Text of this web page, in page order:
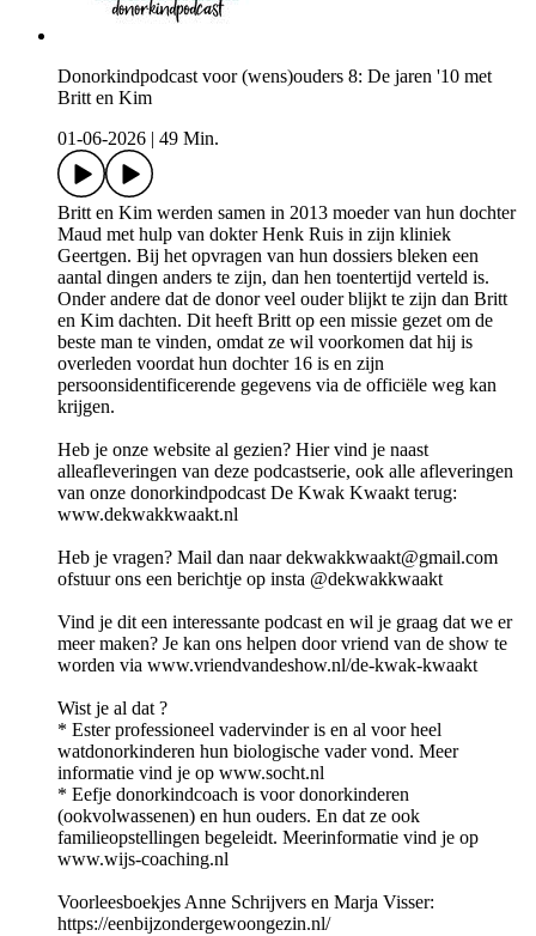
Donorkindpodcast voor (wens)ouders 8: De jaren '10 met
Britt en Kim
01-06-2026
49 Min.
Britt en Kim werden samen in 2013 moeder van hun dochter
Maud met hulp van dokter Henk Ruis in zijn kliniek
Geertgen. Bij het opvragen van hun dossiers bleken een
aantal dingen anders te zijn, dan hen toentertijd verteld is.
Onder andere dat de donor veel ouder blijkt te zijn dan Britt
en Kim dachten. Dit heeft Britt op een missie gezet om de
beste man te vinden, omdat ze wil voorkomen dat hij is
overleden voordat hun dochter 16 is en zijn
persoonsidentificerende gegevens via de officiële weg kan
krijgen.
Heb je onze website al gezien? Hier vind je naast
alleafleveringen van deze podcastserie, ook alle afleveringen
van onze donorkindpodcast De Kwak Kwaakt terug:
www.dekwakkwaakt.nl
Heb je vragen? Mail dan naar dekwakkwaakt@gmail.com
ofstuur ons een berichtje op insta @dekwakkwaakt
Vind je dit een interessante podcast en wil je graag dat we er
meer maken? Je kan ons helpen door vriend van de show te
worden via www.vriendvandeshow.nl/de-kwak-kwaakt
Wist je al dat ?
* Ester professioneel vadervinder is en al voor heel
watdonorkinderen hun biologische vader vond. Meer
informatie vind je op www.socht.nl
* Eefje donorkindcoach is voor donorkinderen
(ookvolwassenen) en hun ouders. En dat ze ook
familieopstellingen begeleidt. Meerinformatie vind je op
www.wijs-coaching.nl
Voorleesboekjes Anne Schrijvers en Marja Visser:
https://eenbijzondergewoongezin.nl/